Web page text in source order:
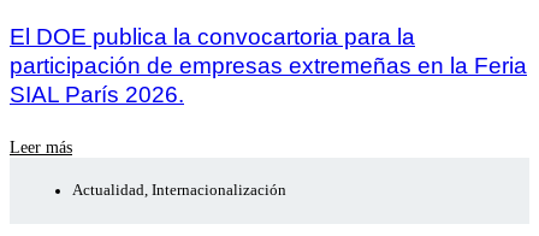
El DOE publica la convocartoria para la
participación de empresas extremeñas en la Feria
SIAL París 2026.
Leer más
Actualidad, Internacionalización